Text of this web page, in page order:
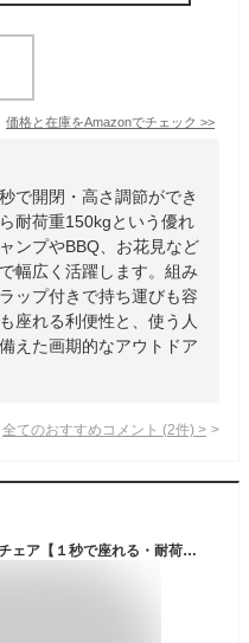
価格と在庫をAmazonでチェック >>
で開閉・高さ調節ができ
耐荷重150kgという優れ
ンプやBBQ、お花見など
幅広く活躍します。組み
ップ付きで持ち運びも容
座れる利便性と、使う人
えた画期的なアウトドア
全てのおすすめコメント (2件) >
折りたたみ椅子 Camdoor アウトドアチェア【１秒で座れる・耐荷重300kg認定】折り畳み椅子 コンパクト 耐荷重 収納簡単 持ち運び 運動会 お釣り バーベキュー 登山 野外 ハイキング 登山 屋外用/屋内 コンパクトイス 試合観戦 (グリーン 特大)